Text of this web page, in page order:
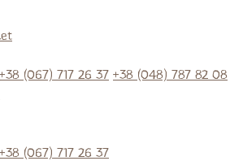
+38 (067) 717 26 37 +38 (048) 787 82 08
+38 (067) 717 26 37